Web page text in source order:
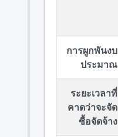
การผูกพันงบ
ประมาณ
ระยะเวลาที่
คาดว่าจะจัด
ซื้อจัดจ้าง